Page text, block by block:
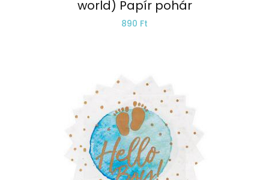
world) Papír pohár
890 Ft